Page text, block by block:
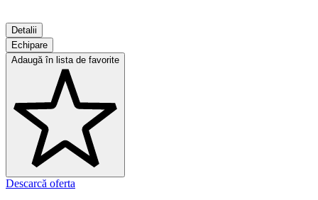
Detalii
Echipare
Adaugă în lista de favorite
Descarcă oferta